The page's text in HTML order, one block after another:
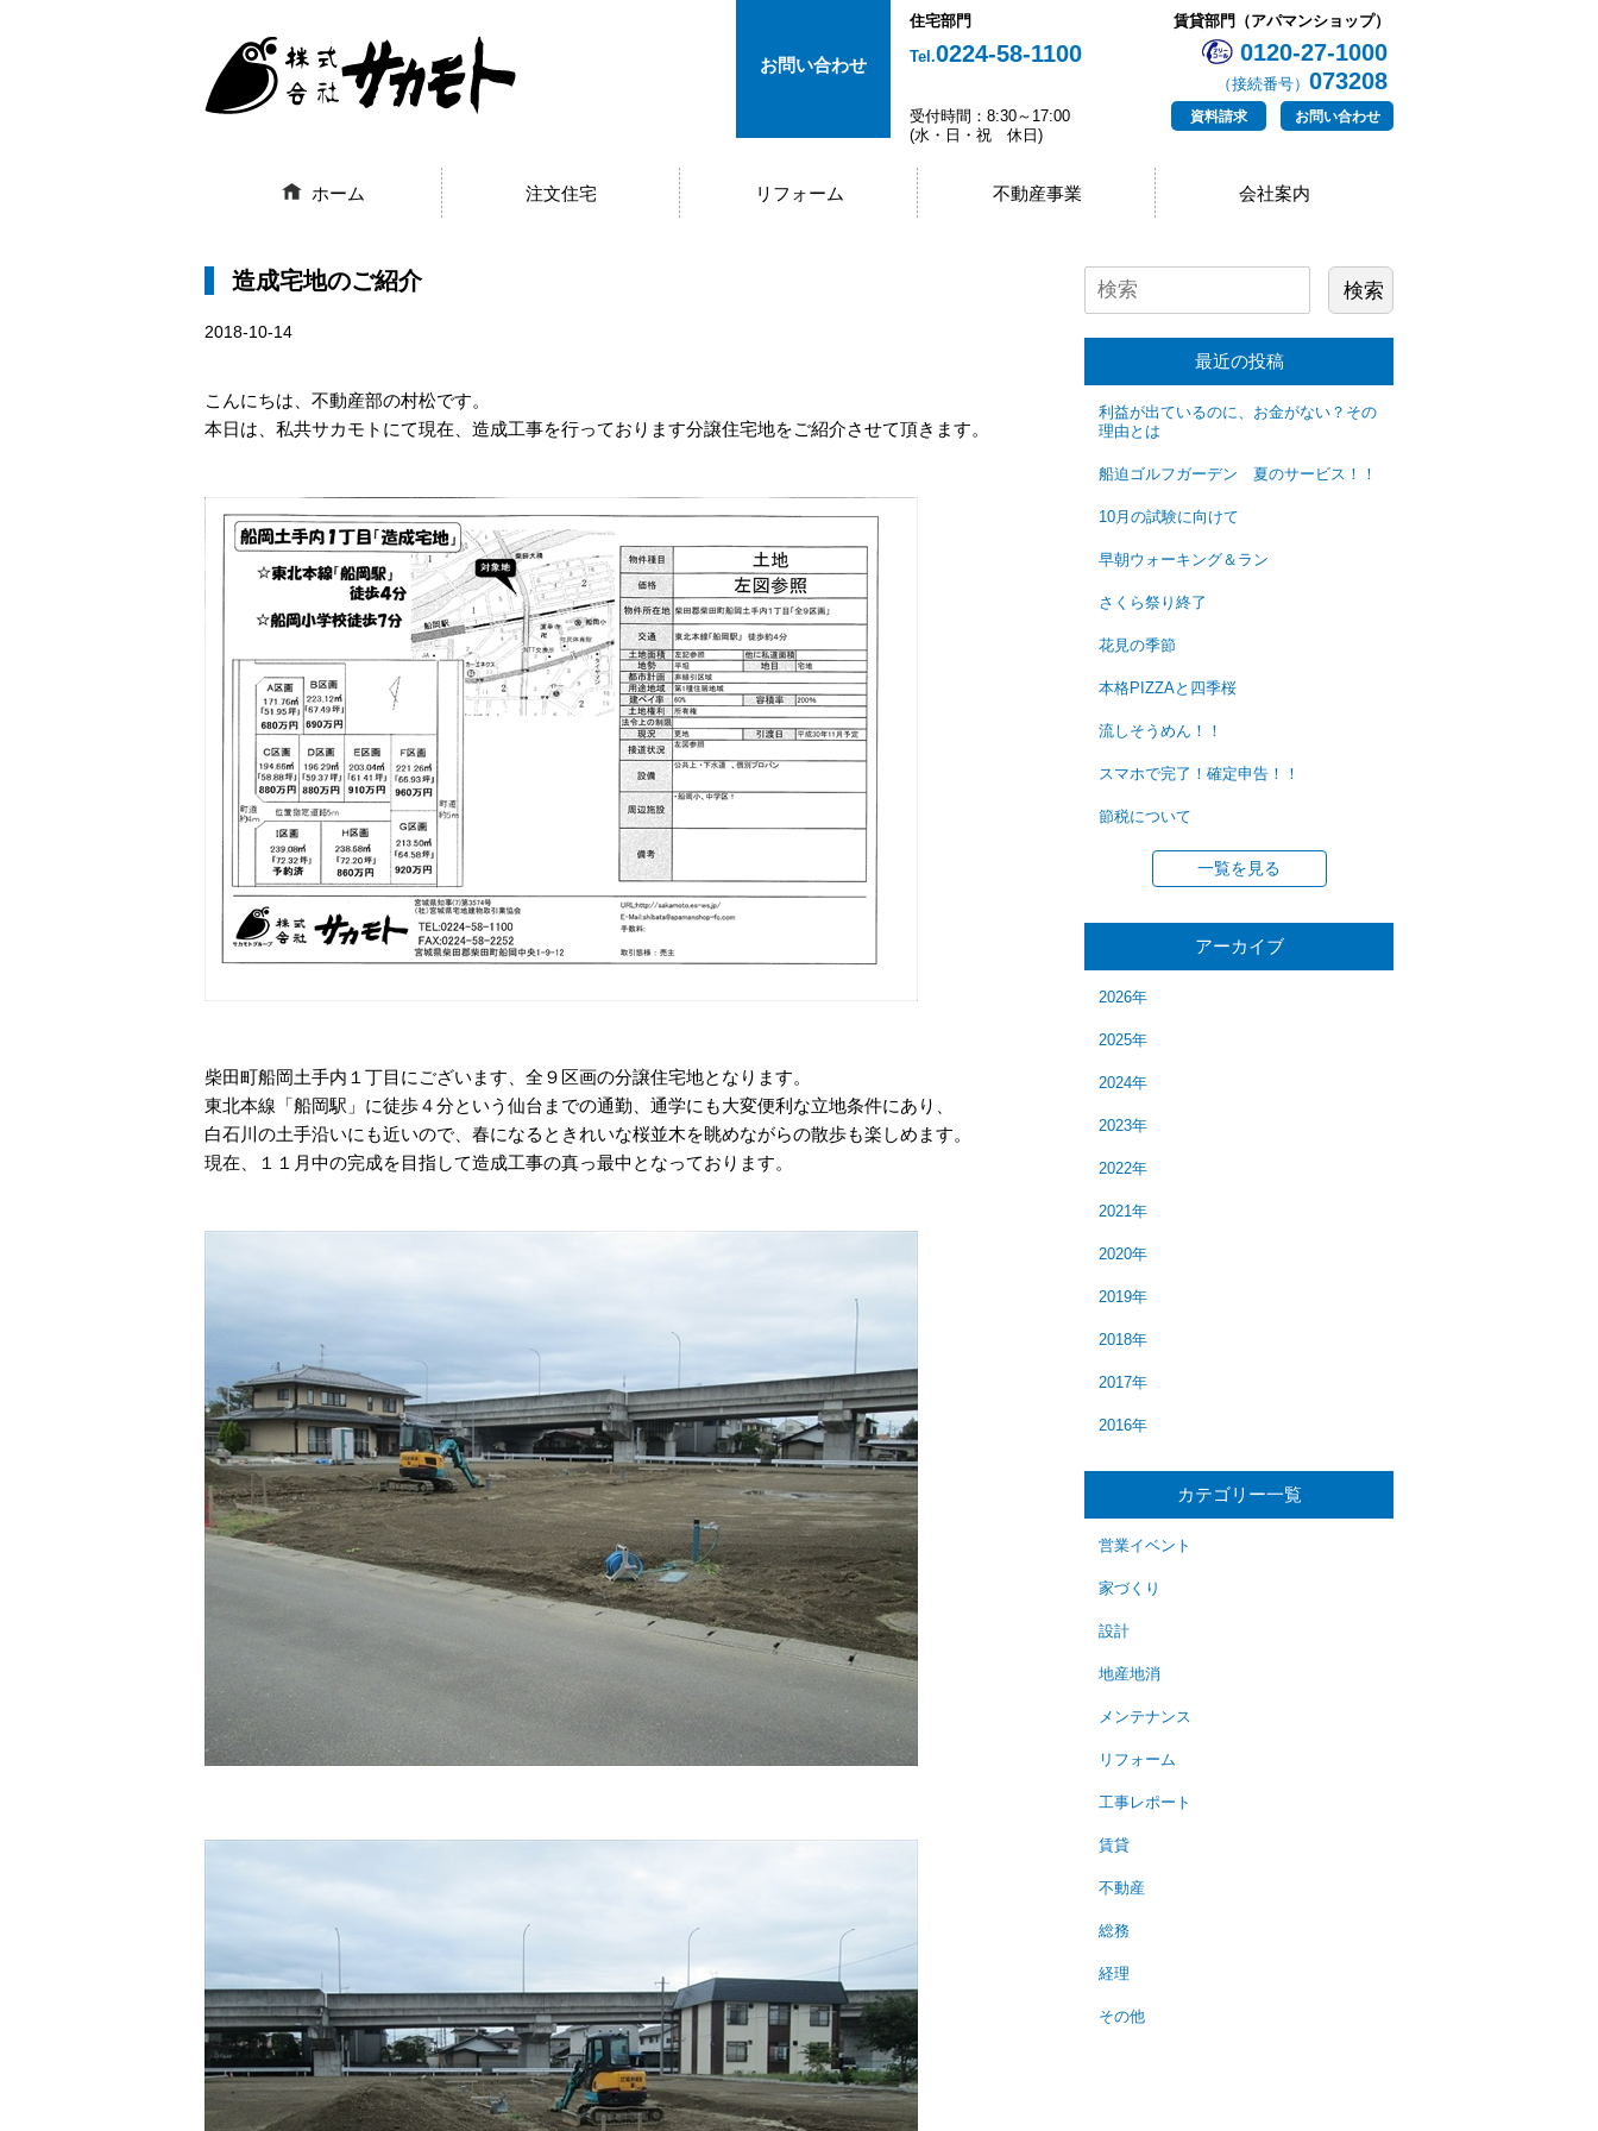
お問い合わせ
住宅部門
Tel.0224-58-1100
賃貸部門（アパマンショップ）
0120-27-1000
（接続番号） 073208
受付時間：8:30～17:00
(水・日・祝 休日)
資料請求 お問い合わせ
ホーム 注文住宅 リフォーム 不動産事業 会社案内
造成宅地のご紹介
2018-10-14
こんにちは、不動産部の村松です。
本日は、私共サカモトにて現在、造成工事を行っております分譲住宅地をご紹介させて頂きます。
柴田町船岡土手内１丁目にございます、全９区画の分譲住宅地となります。
東北本線「船岡駅」に徒歩４分という仙台までの通勤、通学にも大変便利な立地条件にあり、
白石川の土手沿いにも近いので、春になるときれいな桜並木を眺めながらの散歩も楽しめます。
現在、１１月中の完成を目指して造成工事の真っ最中となっております。
最近の投稿
利益が出ているのに、お金がない？その
理由とは
船迫ゴルフガーデン 夏のサービス！！
10月の試験に向けて
早朝ウォーキング＆ラン
さくら祭り終了
花見の季節
本格PIZZAと四季桜
流しそうめん！！
スマホで完了！確定申告！！
節税について
一覧を見る
アーカイブ
2026年
2025年
2024年
2023年
2022年
2021年
2020年
2019年
2018年
2017年
2016年
カテゴリー一覧
営業イベント
家づくり
設計
地産地消
メンテナンス
リフォーム
工事レポート
賃貸
不動産
総務
経理
その他